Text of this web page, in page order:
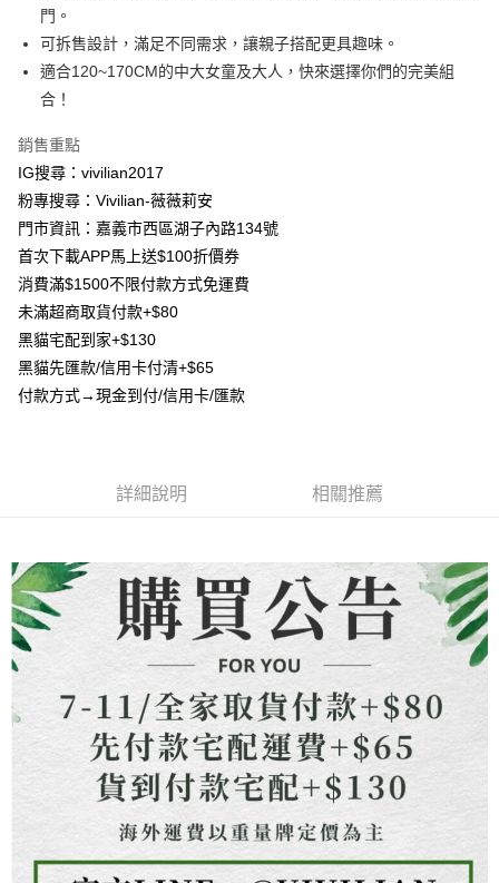
臺灣中小企業銀行
匯豐（台灣）商業銀行
華泰商業銀行
聯邦商業銀行
遠東國際商業銀行
元大商業銀行
永豐商業銀行
玉山商業銀行
台灣樂天信用卡公司
街口支付
大哥付你分期
相關說明
【大哥付你分期使用說明】
2.付款方式選擇「大哥付你分期」，訂單成立後會自動跳轉到大哥付的交易
流程，驗證手機門號後，選擇欲分期的期數、繳款截止日，確認付款後即完
成交易。
3.實際核准額度、可分期數及費用金額請依後續交易確認頁面所載為準。
4.訂單成立30分鐘內，如未前往確認交易或遇審核未通過，訂單將自動取
消。如遇「轉專審核」未通過狀況，表示未達大哥付你分期系統評分，恕無
【繳款方式說明】
帳／街口支付／iPASS MONEY」等通路繳費。
用戶於交易時，得透過本服務購買商品或服務，並由商店將買賣／分期付款
買賣價金債權讓與本公司後，依約使用本公司帳單繳交帳款。
2.基於同意付款使用「大哥付你分期」之契約關係目的，商店將以您的個人
資料（包含姓名、電話或地址）提供予台灣大哥大進項蒐集、處理及利用，
由本公司與您本人進行分期帳單所需資料之確認、核對及更正。
3.完整用戶服務條款，請詳閱以下連結：https://oppay.tw/userRule
AFTEE先享後付
相關說明
【關於「AFTEE先享後付」】
AFTEE先享後付是「在收到商品之後才付款」的支付方式。 讓您購物簡單
便利好安心！
１．簡單：不需註冊會員、不需綁卡、不需儲值。
２．便利：只要手機號碼，簡訊認證，即可結帳。
３．安心：先確認商品／服務後，再付款。
２．訂單成立數日內，您將收到繳費通知簡訊。
購買商品的店家。未經商家同意取消之訂單仍視為有效，需透過AFTEE先享
後付繳納相關費用。
※ 交易是否成功請以「AFTEE先享後付 」之結帳頁面顯示為準，若有關於
是否繳費成功／繳費後需取消欲退款等相關疑問，請聯繫「AFTEE先享後付
客戶支援中心」
【注意事項】
１．透過由恩沛科技股份有限公司提供之「AFTEE先享後付」服務完成之交
易，需依本服務之必要範圍內提供個人資料，並將交易相關給付款項請求債
權轉讓予恩沛科技股份有限公司。
２．關於個人資料處理事宜，請瀏覽以下網址：
https://aftee.tw/terms/#terms3
３．未成年的使用者請事先徵得法定代理人或監護人之同意方可使用
「AFTEE先享後付」，若未經同意申辦者引起之損失，本公司不負相關責
ATM付款
貨到付款
運送方式
先付款宅配到府
每筆NT$65，滿NT$1,500(含以上)免運費
貨到付款
海外配送 查看運費
門。
可拆售設計，滿足不同需求，讓親子搭配更具趣味。
適合120~170CM的中大女童及大人，快來選擇你們的完美組
合！
銷售重點
IG搜尋：vivilian2017
粉專搜尋：Vivilian-薇薇莉安
門市資訊：嘉義市西區湖子內路134號
首次下載APP馬上送$100折價券
消費滿$1500不限付款方式免運費
未滿超商取貨付款+$80
黑貓宅配到家+$130
黑貓先匯款/信用卡付清+$65
付款方式→現金到付/信用卡/匯款
詳細說明 相關推薦